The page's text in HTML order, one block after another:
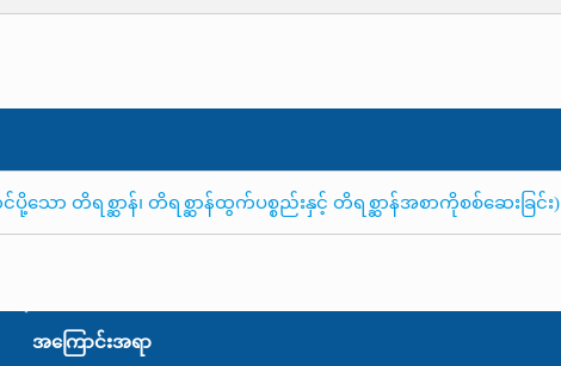
သော တိရစ္ဆာန်၊ တိရစ္ဆာန်ထွက်ပစ္စည်းနှင့် တိရစ္ဆာန်အစာကိုစစ်ဆေးခြင်း)
အကြောင်းအရာ